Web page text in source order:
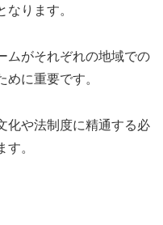
ります。
ムがそれぞれの地域での
に重要です。
化や法制度に精通する必
。